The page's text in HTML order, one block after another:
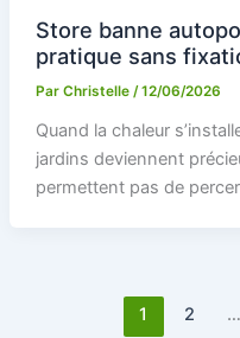
Store banne
pratique sans
Par Christelle /12/06/2026
Quand la chaleur
jardins deviennent
permettent pas de percer
1 2 …